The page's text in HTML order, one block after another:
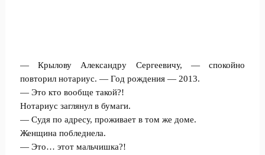
— Крылову Александру Сергеевичу, — спокойно
повторил нотариус. — Год рождения — 2013.
— Это кто вообще такой?!
Нотариус заглянул в бумаги.
— Судя по адресу, проживает в том же доме.
Женщина побледнела.
— Это… этот мальчишка?!